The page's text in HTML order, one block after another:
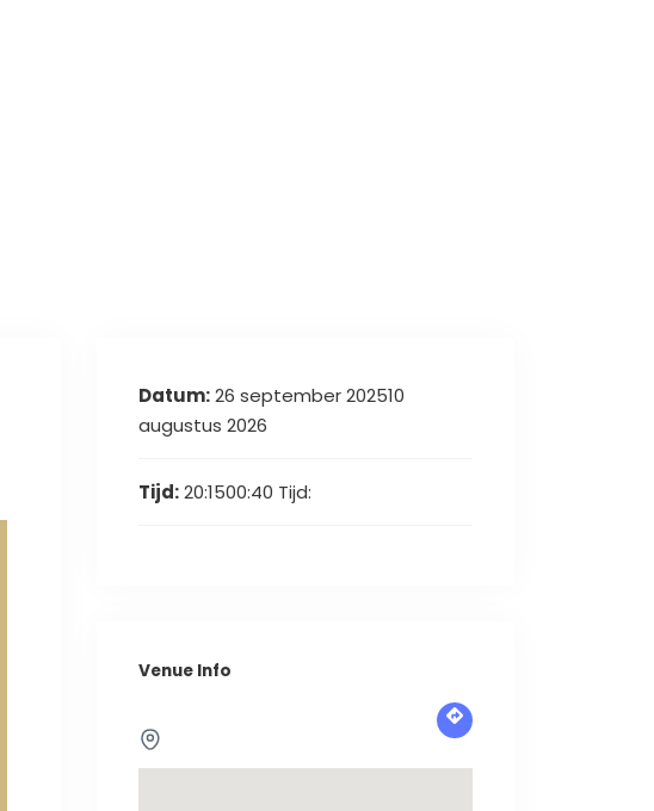
Datum:26 september 202510
augustus 2026
Tijd:20:1500:40 Tijd:
Venue Info